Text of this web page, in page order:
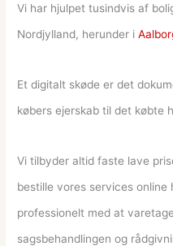
Vi har hjulpet tusindvis af
Nordjylland, herunder i
Et digitalt skøde er det
købers ejerskab til det købte
Vi tilbyder altid faste lave
bestille vores services online
professionelt med at
sagsbehandlingen og